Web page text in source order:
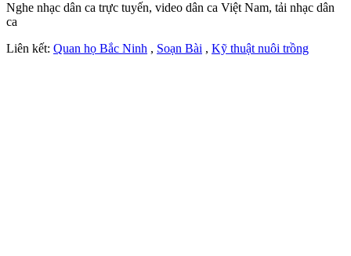
Nghe nhạc dân ca trực tuyến, video dân ca Việt Nam, tải nhạc dân
ca
Liên kết: Quan họ Bắc Ninh , Soạn Bài , Kỹ thuật nuôi trồng